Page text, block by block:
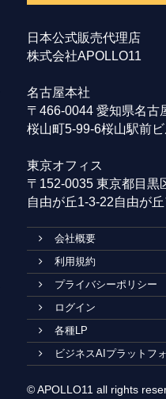
日本公式販売代理店
株式会社APOLLO11
名古屋本社
〒466-0044 愛知県名古
桜山町5-99-6桜山駅前
東京オフィス
〒152-0035 東京都目黒
自由が丘1-3-22自由が
会社概要
利用規約
プライバシーポリシー
ログイン
各種LP
ビジネスAIプラットフ
© APOLLO11 all rights